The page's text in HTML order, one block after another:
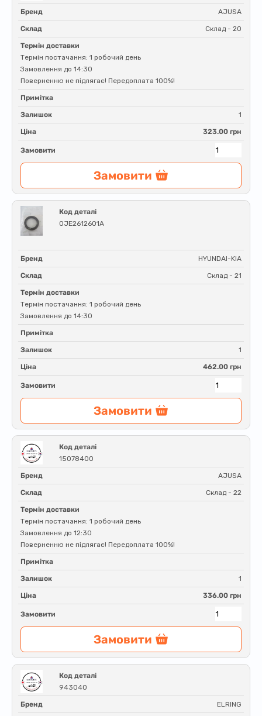
Бренд AJUSA
Склад Склад - 20
Термін доставки
Термін постачання: 1 робочий день
Замовлення до 14:30
Поверненню не підлягає! Передоплата 100%!
Примітка
Залишок 1
Ціна 323.00 грн
Замовити
Замовити
Код деталі
0JE2612601A
Бренд HYUNDAI-KIA
Склад Склад - 21
Термін доставки
Термін постачання: 1 робочий день
Замовлення до 14:30
Примітка
Залишок 1
Ціна 462.00 грн
Замовити
Замовити
Код деталі
15078400
Бренд AJUSA
Склад Склад - 22
Термін доставки
Термін постачання: 1 робочий день
Замовлення до 12:30
Поверненню не підлягає! Передоплата 100%!
Примітка
Залишок 1
Ціна 336.00 грн
Замовити
Замовити
Код деталі
943040
Бренд ELRING